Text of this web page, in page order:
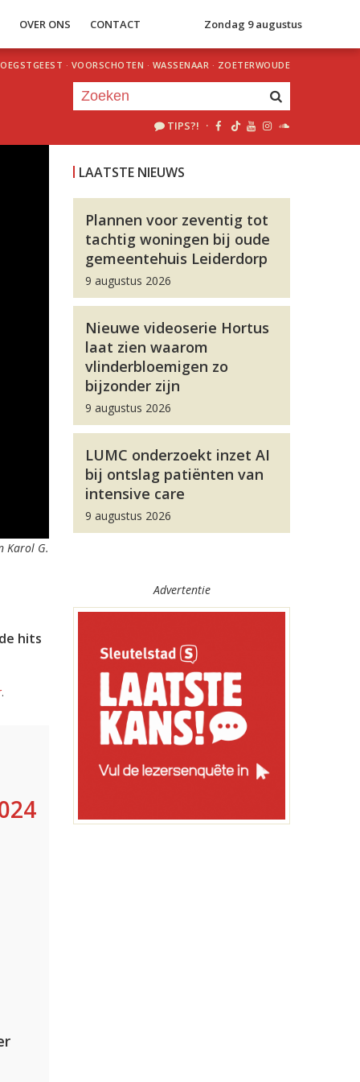
OVER ONS CONTACT Zondag 9 augustus
OEGSTGEEST · VOORSCHOTEN · WASSENAAR · ZOETERWOUDE
TIPS?! ·
Karol G.
hits
.
LAATSTE NIEUWS
Plannen voor zeventig tot
tachtig woningen bij oude
gemeentehuis Leiderdorp
9 augustus 2026
Nieuwe videoserie Hortus
laat zien waarom
vlinderbloemigen zo
bijzonder zijn
9 augustus 2026
LUMC onderzoekt inzet AI
bij ontslag patiënten van
intensive care
9 augustus 2026
Advertentie